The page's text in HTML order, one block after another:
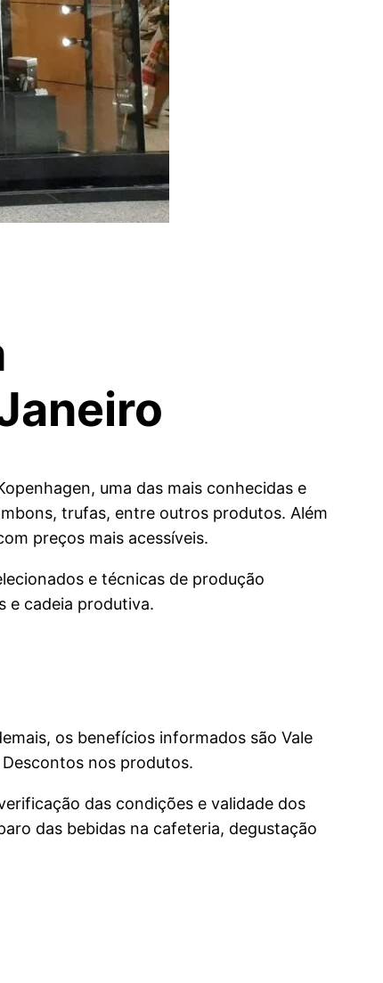
uma das mais conhecidas e
trufas, entre outros produtos. Além
preços mais acessíveis.
e técnicas de produção
e cadeia produtiva.
os benefícios informados são Vale
nos produtos.
das condições e validade dos
das bebidas na cafeteria, degustação